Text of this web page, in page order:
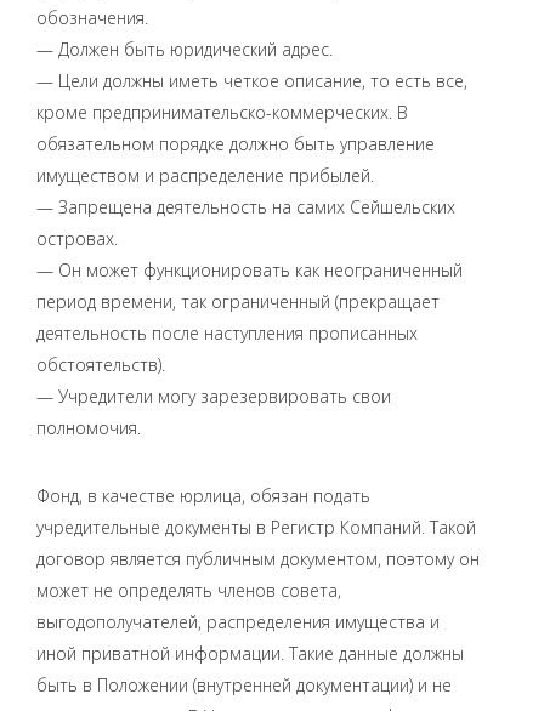
обозначения.
— Должен быть юридический адрес.
— Цели должны иметь четкое описание, то есть все,
кроме предпринимательско-коммерческих. В
обязательном порядке должно быть управление
имуществом и распределение прибылей.
— Запрещена деятельность на самих Сейшельских
островах.
— Он может функционировать как неограниченный
период времени, так ограниченный (прекращает
деятельность после наступления прописанных
обстоятельств).
— Учредители могу зарезервировать свои
полномочия.
Фонд, в качестве юрлица, обязан подать
учредительные документы в Регистр Компаний. Такой
договор является публичным документом, поэтому он
может не определять членов совета,
выгодополучателей, распределения имущества и
иной приватной информации. Такие данные должны
быть в Положении (внутренней документации) и не